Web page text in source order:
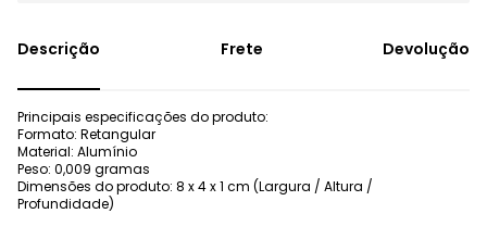
Frete Devolução
Principais especificações do produto:
Formato: Retangular
Material: Alumínio
Peso: 0,009 gramas
Dimensões do produto: 8 x 4 x 1 cm (Largura / Altura /
Profundidade)